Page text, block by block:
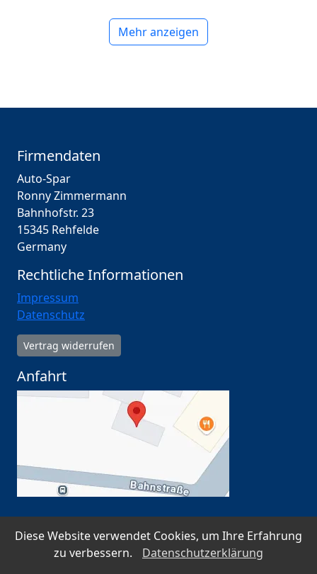
Mehr anzeigen
Firmendaten
Auto-Spar
Ronny Zimmermann
Bahnhofstr. 23
15345 Rehfelde
Germany
Rechtliche Informationen
Impressum
Datenschutz
Vertrag widerrufen
Anfahrt
SSL-verschlüsselt · Datenschutz nach DSGVO ·
Serverstandort Deutschland
Diese Website verwendet Cookies, um Ihre Erfahrung
zu verbessern.
Datenschutzerklärung